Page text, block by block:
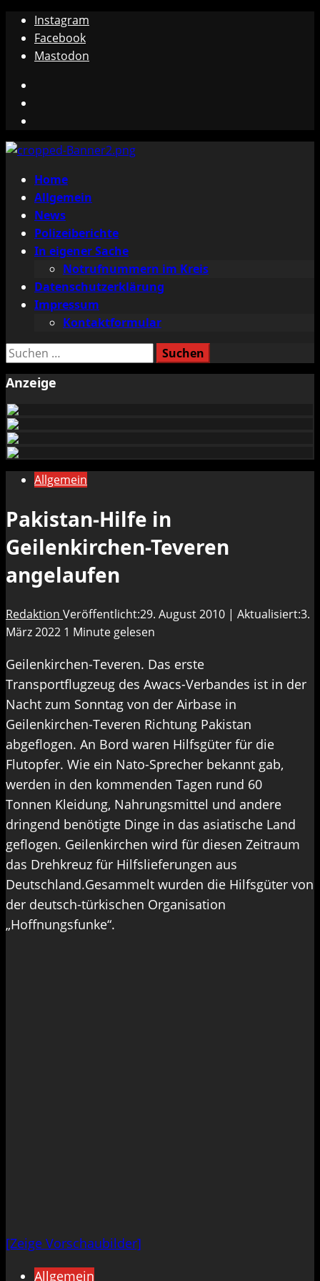
Zum
Inhalt
springen
Instagram
Facebook
Mastodon
Primäres
Menü
Home
Allgemein
News
Polizeiberichte
In eigener Sache
Notrufnummern im Kreis
Datenschutzerklärung
Impressum
Kontaktformular
Suchen
Anzeige
Allgemein
Pakistan-Hilfe in
Geilenkirchen-Teveren
angelaufen
Redaktion Veröffentlicht:29. August 2010 | Aktualisiert:3.
März 2022 1 Minute gelesen
Geilenkirchen-Teveren. Das erste
Transportflugzeug des Awacs-Verbandes ist in der
Nacht zum Sonntag von der Airbase in
Geilenkirchen-Teveren Richtung Pakistan
abgeflogen. An Bord waren Hilfsgüter für die
Flutopfer. Wie ein Nato-Sprecher bekannt gab,
werden in den kommenden Tagen rund 60
Tonnen Kleidung, Nahrungsmittel und andere
dringend benötigte Dinge in das asiatische Land
geflogen. Geilenkirchen wird für diesen Zeitraum
das Drehkreuz für Hilfslieferungen aus
Deutschland.Gesammelt wurden die Hilfsgüter von
der deutsch-türkischen Organisation
„Hoffnungsfunke“.
[Zeige Vorschaubilder]
Allgemein